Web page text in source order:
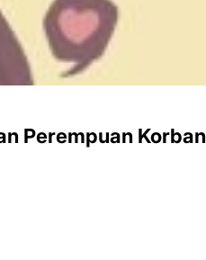
Perempuan Korban